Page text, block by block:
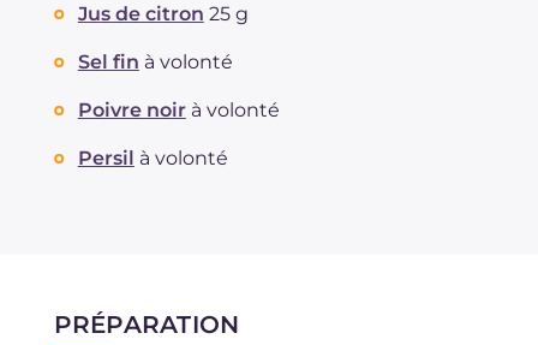
Jus de citron 25 g
Sel fin à volonté
Poivre noir à volonté
Persil à volonté
PRÉPARATION